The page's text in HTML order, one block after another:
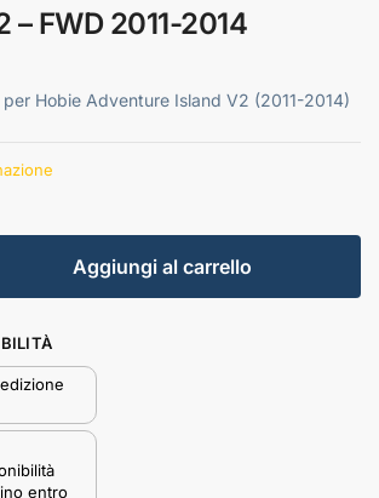
– FWD 2011-2014
Hobie Adventure Island V2 (2011-2014)
Aggiungi al carrello
entro